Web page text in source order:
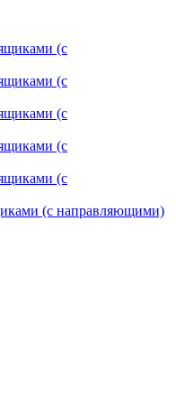
(с направляющими)